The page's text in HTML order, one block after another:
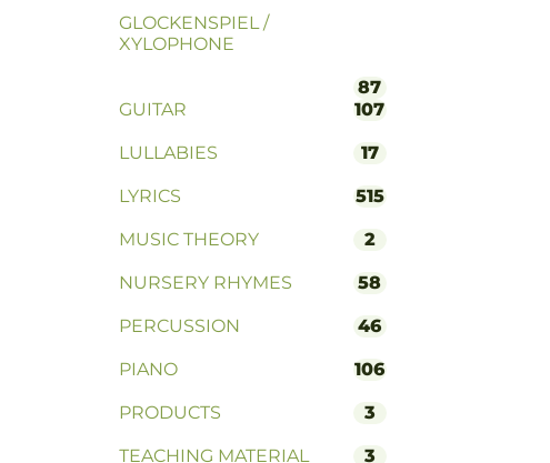
GLOCKENSPIEL /
XYLOPHONE
87
GUITAR
107
LULLABIES 17
LYRICS 515
MUSIC THEORY 2
NURSERY RHYMES 58
PERCUSSION 46
PIANO 106
PRODUCTS 3
TEACHING MATERIAL 3